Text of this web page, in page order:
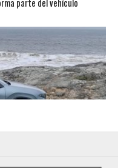
parte del vehículo